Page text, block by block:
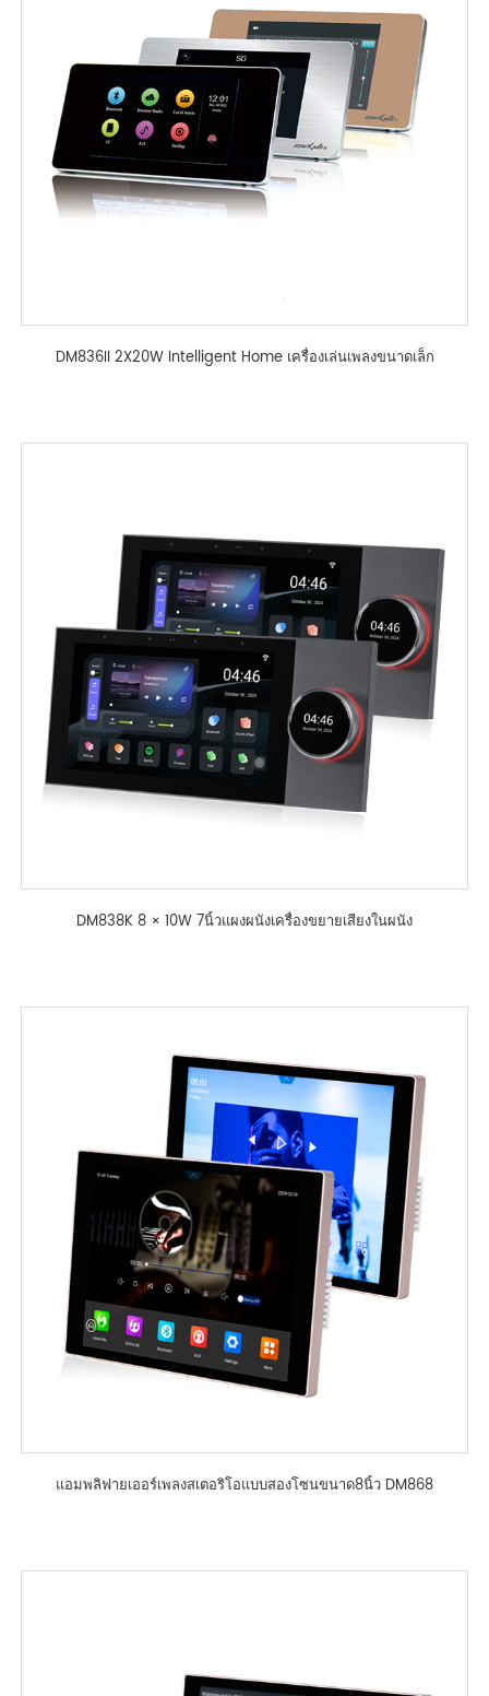
DM836II 2X20W Intelligent Home เครื่องเล่นเพลงขนาดเล็ก
DM838K 8 × 10W 7นิ้วแผงผนังเครื่องขยายเสียงในผนัง
แอมพลิฟายเออร์เพลงสเตอริโอแบบสองโซนขนาด8นิ้ว DM868